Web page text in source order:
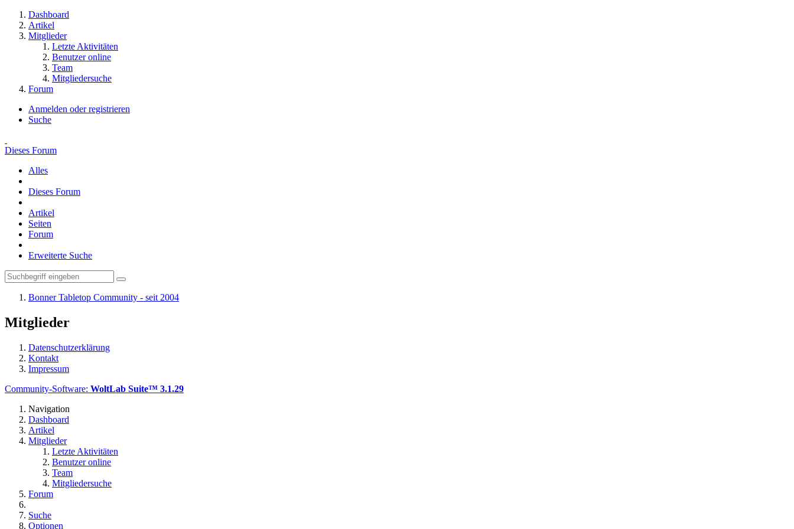
Dashboard
Artikel
Mitglieder
Letzte Aktivitäten
Benutzer online
Team
Mitgliedersuche
Forum
Anmelden oder registrieren
Suche
Dieses Forum
Alles
Dieses Forum
Artikel
Seiten
Forum
Erweiterte Suche
Bonner Tabletop Community - seit 2004
Mitglieder
Datenschutzerklärung
Kontakt
Impressum
Community-Software: WoltLab Suite™ 3.1.29
Navigation
Dashboard
Artikel
Mitglieder
Letzte Aktivitäten
Benutzer online
Team
Mitgliedersuche
Forum
Suche
Optionen